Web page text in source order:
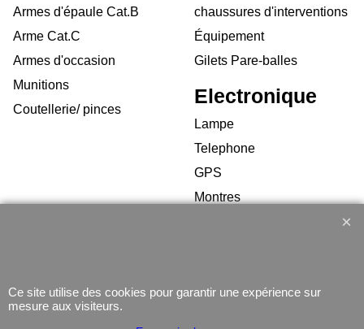
Armes d'épaule Cat.B
Arme Cat.C
Armes d'occasion
Munitions
Coutellerie/ pinces
chaussures d'interventions
Équipement
Gilets Pare-balles
Electronique
Lampe
Telephone
GPS
Montres
Ce site utilise des cookies pour garantir une expérience sur
mesure aux visiteurs.